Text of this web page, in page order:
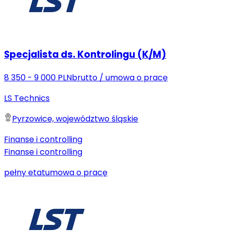
Specjalista ds. Kontrolingu (K/M)
8 350 - 9 000 PLNbrutto / umowa o pracę
LS Technics
Pyrzowice, województwo śląskie
Finanse i controlling
Finanse i controlling
pełny etatumowa o pracę